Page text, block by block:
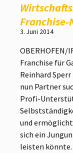
Franchise-
3. Juni 2014
OBERHOFEN/
Franchise für
Reinhard
nun Partner
Profi-
und
sich ein
leisten könnte.